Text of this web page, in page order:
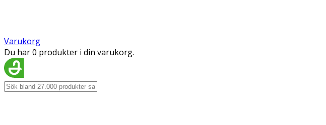
Varukorg
Du har 0 produkter i din varukorg.